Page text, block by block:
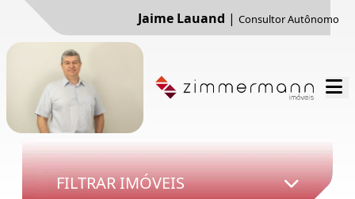
Jaime Lauand | Consultor Autônomo
FILTRAR IMÓVEIS